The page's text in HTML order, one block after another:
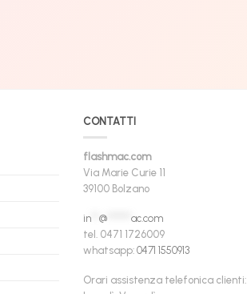
CONTATTI
flashmac.com
Via Marie Curie 11
39100 Bolzano
in** @****** ac.com
tel. 0471 1726009
whatsapp: 0471 1550913
Orari assistenza telefonica clienti: